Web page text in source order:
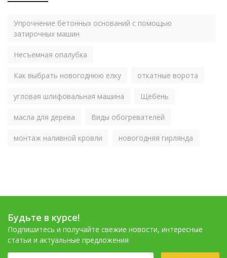
Упрочнение бетонных оснований с помощью
затирочных машин
Несъемная опалубка
Как выбрать новогоднюю елку откатные ворота
угловая шлифовальная машина Щебень
масла для дерева Виды обогревателей
монтаж наливной кровли новогодняя гирлянда
Будьте в курсе!
Подпишитесь и получайте свежие новости, интересные
статьи и актуальные предложения